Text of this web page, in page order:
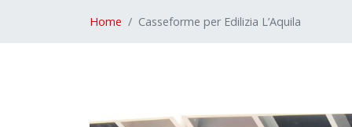
Home Casseforme per Edilizia L’Aquila